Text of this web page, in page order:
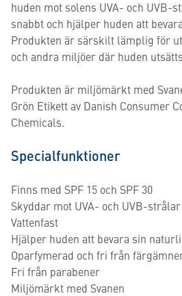
huden mot solens UVA- och UVB-
snabbt och hjälper huden att
Produkten är särskilt lämplig för
och andra miljöer där huden
Produkten är miljömärkt med
Grön Etikett av Danish Consumer
Chemicals.
Specialfunktioner
Finns med SPF 15 och SPF 30
Skyddar mot UVA- och UVB-strålar
Vattenfast
Hjälper huden att bevara sin
Oparfymerad och fri från
Fri från parabener
Miljömärkt med Svanen